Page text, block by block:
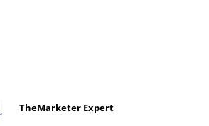
TheMarketer Expert